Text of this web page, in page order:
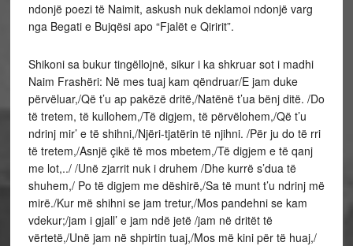
ndonjë poezi të Naimit, askush nuk deklamoi ndonjë varg
nga Begati e Bujqësi apo “Fjalët e Qiririt”.
Shikoni sa bukur tingëllojnë, sikur i ka shkruar sot i madhi
Naim Frashëri: Në mes tuaj kam qëndruar/E jam duke
përvëluar,/Që t’u ap pakëzë dritë,/Natënë t’ua bënj ditë. /Do
të tretem, të kullohem,/Të digjem, të përvëlohem,/Që t’u
ndrinj mir’ e të shihni,/Njëri-tjatërin të njihni. /Për ju do të rri
të tretem,/Asnjë çikë të mos mbetem,/Të digjem e të qanj
me lot,../ /Unë zjarrit nuk i druhem /Dhe kurrë s’dua të
shuhem,/ Po të digjem me dëshirë,/Sa të munt t’u ndrinj më
mirë./Kur më shihni se jam tretur,/Mos pandehni se kam
vdekur;/jam i gjall’ e jam ndë jetë /jam në dritët të
vërtetë,/Unë jam në shpirtin tuaj,/Mos më kini për të huaj,/